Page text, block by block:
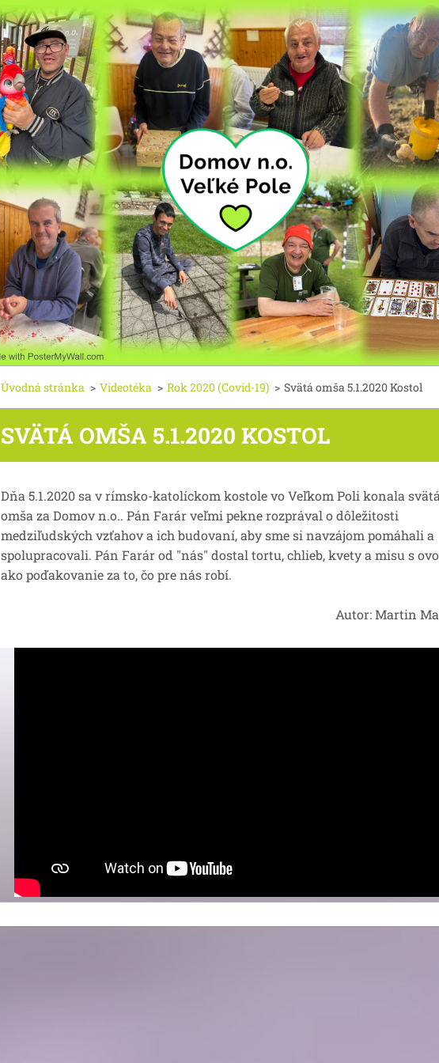
Úvodná stránka > Videotéka > Rok 2020 (Covid-19) > Svätá omša 5.1.2020 Kostol
SVÄTÁ OMŠA 5.1.2020 KOSTOL
Dňa 5.1.2020 sa v rímsko-katolíckom kostole vo Veľkom Poli konala
omša za Domov n.o.. Pán Farár veľmi pekne rozprával o dôležitosti
medziľudských vzťahov a ich budovaní, aby sme si navzájom pomáhali a
spolupracovali. Pán Farár od "nás" dostal tortu, chlieb, kvety a misu s
ako poďakovanie za to, čo pre nás robí.
Autor: Martin